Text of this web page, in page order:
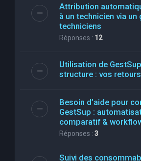
Attribution
à un technicien via un
techniciens
Réponses : 12
Utilisation de
structure : vos
Besoin d’aide pour
GestSup :
comparatif &
Réponses : 3
Suivi des